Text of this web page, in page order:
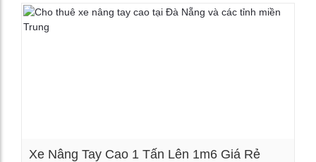
Xe Nâng Tay Cao 1 Tấn Lên 1m6 Giá Rẻ